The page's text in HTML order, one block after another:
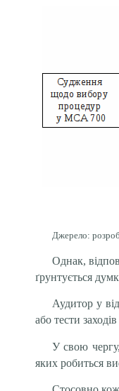
Джерело:
Однак,
ґрунтується
Аудитор у
або тести
У свою
яких робиться